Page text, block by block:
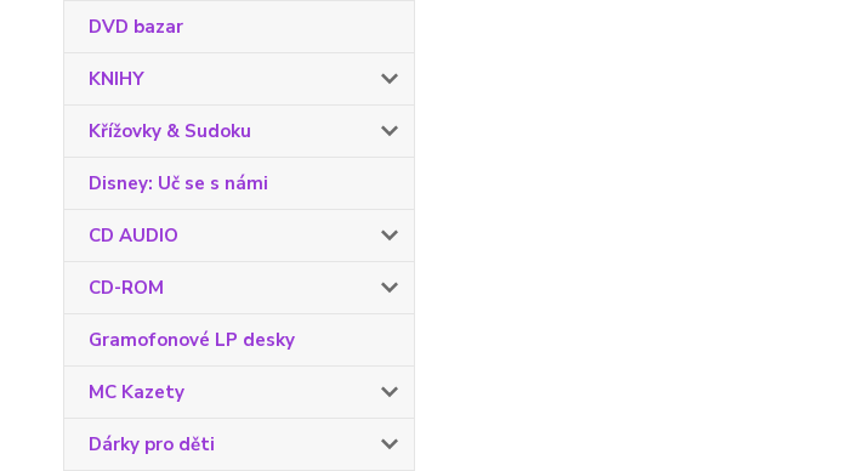
DVD bazar
KNIHY
Křížovky & Sudoku
Disney: Uč se s námi
CD AUDIO
CD-ROM
Gramofonové LP desky
MC Kazety
Dárky pro děti